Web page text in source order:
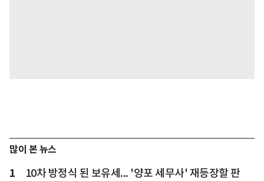
많이 본 뉴스
1 10차 방정식 된 보유세... '양포 세무사' 재등장할 판